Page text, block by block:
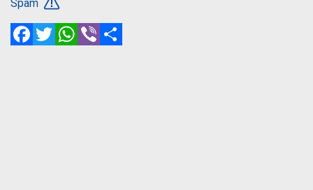
Spam
FacebookTwitterWhatsApp
Viber